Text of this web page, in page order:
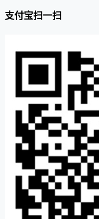
支付宝扫一扫